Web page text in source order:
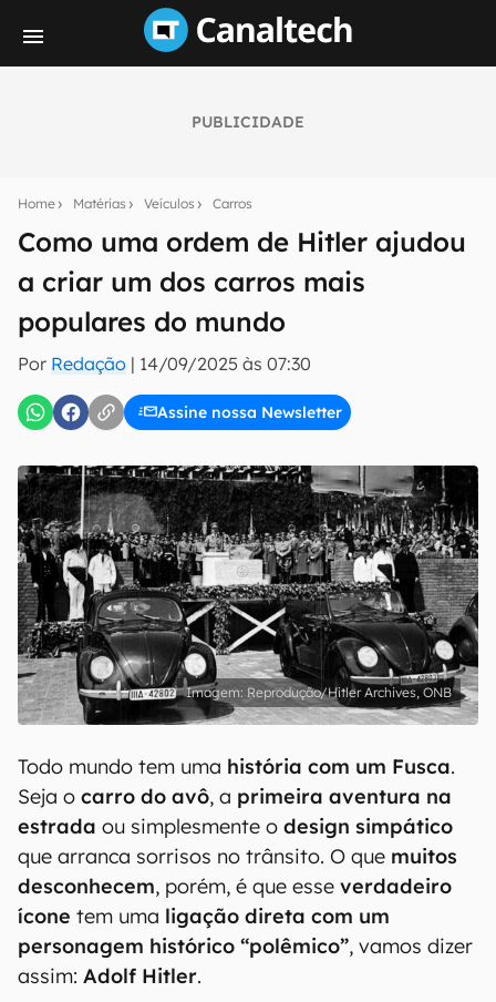
PUBLICIDADE
Home Matérias Veículos Carros
Como uma ordem de Hitler ajudou
a criar um dos carros mais
populares do mundo
Por Redação | 14/09/2025 às 07:30
Assine nossa Newsletter
notícias e reviews sobre tecnologia em primeira
E-mail
inscreva-se
Uso e Política de Privacidade do Canaltech.
Reprodução/Hitler Archives, ONB
Todo mundo tem uma história com um Fusca.
Seja o carro do avô, a primeira aventura na
estrada ou simplesmente o design simpático
que arranca sorrisos no trânsito. O que muitos
desconhecem, porém, é que esse verdadeiro
ícone tem uma ligação direta com um
personagem histórico “polêmico”, vamos dizer
assim: Adolf Hitler.